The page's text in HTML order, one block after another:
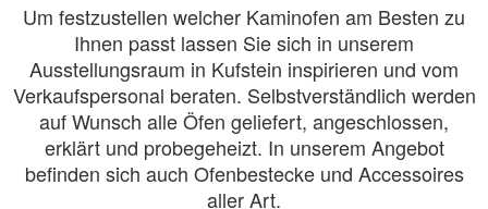
Um festzustellen welcher Kaminofen am Besten zu
Ihnen passt lassen Sie sich in unserem
Ausstellungsraum in Kufstein inspirieren und vom
Verkaufspersonal beraten. Selbstverständlich werden
auf Wunsch alle Öfen geliefert, angeschlossen,
erklärt und probegeheizt. In unserem Angebot
befinden sich auch Ofenbestecke und Accessoires
aller Art.